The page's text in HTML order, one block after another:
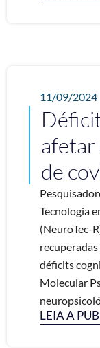
11/09/2024
afetar
de
Tecnologia
(NeuroTec-
déficits
Molecular
LEIA A